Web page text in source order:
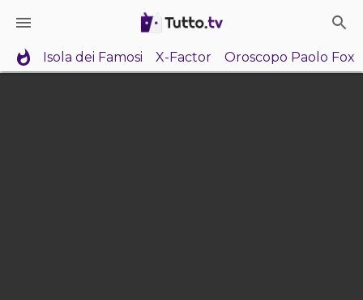
Isola dei Famosi X-Factor Oroscopo Paolo Fox